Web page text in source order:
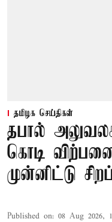
தமிழக செய்திகள்
தபால்
கொடி
முன்னிட்டு
Published on: 08 Aug 2026,